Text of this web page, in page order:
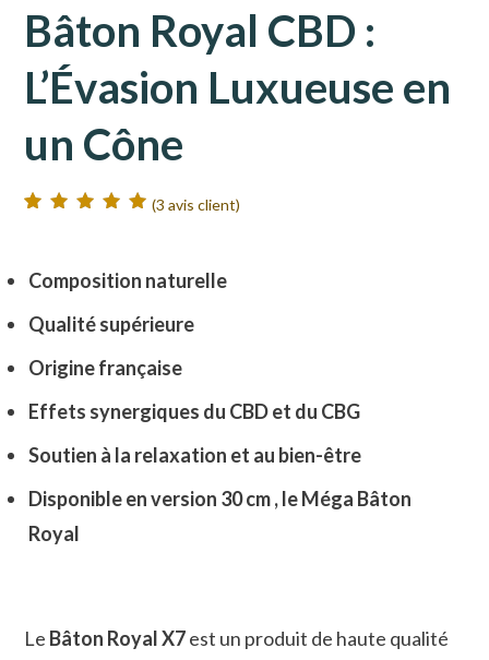
Bâton Royal CBD :
L’Évasion Luxueuse en
un Cône
(3 avis client)
Composition naturelle
Qualité supérieure
Origine française
Effets synergiques du CBD et du CBG
Soutien à la relaxation et au bien-être
Disponible en version 30 cm , le Méga Bâton
Royal
Le Bâton Royal X7est un produit de haute qualité